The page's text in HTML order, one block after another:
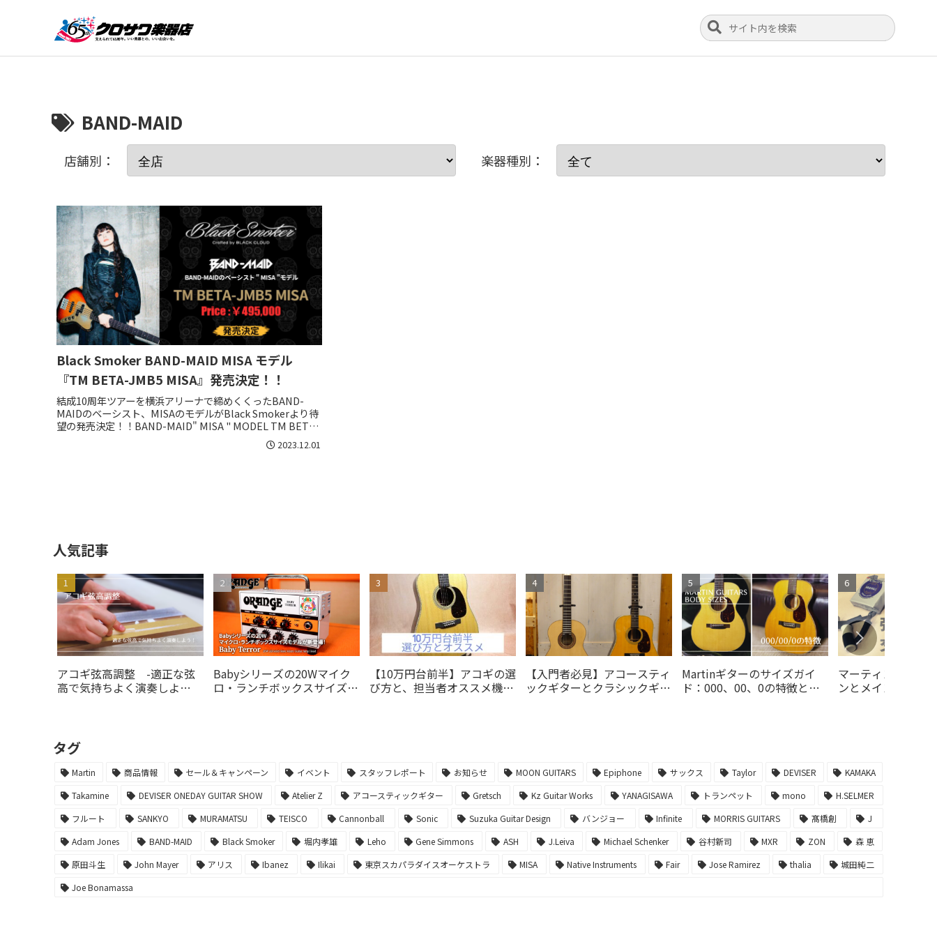
BAND-MAID
店舗別： 楽器種別：
Black Smoker BAND-MAID MISA モデル
『TM BETA-JMB5 MISA』発売決定！！
結成10周年ツアーを横浜アリーナで締めくくったBAND-
MAIDのベーシスト、MISAのモデルがBlack Smokerより待
望の発売決定！！BAND-MAID" MISA " MODEL TM BETA-
2023.12.01
人気記事
アコギ弦高調整 -適正な弦
高で気持ちよく演奏しよ
Babyシリーズの20Wマイク
ロ・ランチボックスサイズモ
【10万円台前半】アコギの選
び方と、担当者オススメ機種
【入門者必見】アコースティ
ックギターとクラシックギタ
Martinギターのサイズガイ
ド：000、00、0の特徴と選
マーティン弦でギ
ンとメインテナン
タグ
Martin 商品情報 セール＆キャンペーン イベント スタッフレポート お知らせ MOON GUITARS Epiphone サックス Taylor DEVISER
KAMAKA
Takamine
DEVISER ONEDAY GUITAR SHOW Atelier Z アコースティックギター Gretsch Kz Guitar Works YANAGISAWA トランペット mono
H.SELMER
フルート
SANKYO MURAMATSU TEISCO Cannonball Sonic Suzuka Guitar Design バンジョー Infinite MORRIS GUITARS 髙橋創
J
Adam Jones
BAND-MAID Black Smoker 堀内孝雄 Leho Gene Simmons ASH J.Leiva Michael Schenker 谷村新司 MXR ZON
森 恵
原田斗生
John Mayer アリス Ibanez Ilikai 東京スカパラダイスオーケストラ MISA Native Instruments Fair Jose Ramirez thalia
城田純二
Joe Bonamassa